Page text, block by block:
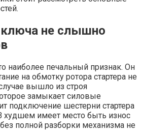
ключа не слышно
наиболее печальный признак. Он
на обмотку ротора стартера не
вышло из строя
замыкает силовые
подключение шестерни стартера
худшем имеет место быть износ
полной разборки механизма не